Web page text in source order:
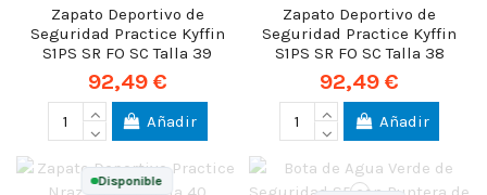
Zapato Deportivo de
Seguridad Practice Kyffin
S1PS SR FO SC Talla 39
92,49 €
Añadir
Zapato Deportivo de
Seguridad Practice Kyffin
S1PS SR FO SC Talla 38
92,49 €
Añadir
Disponible